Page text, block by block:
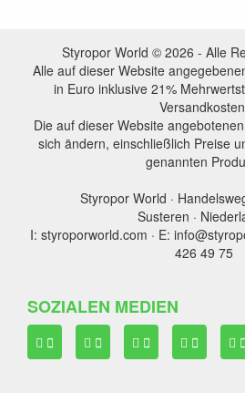
Styropor World © 2026 - Alle
Alle auf dieser Website
in Euro inklusive 21%
Die auf dieser Website
sich ändern, einschließlich Preise
genannten
Styropor World ·
Susteren ·
I: styroporworld.com · E:
426 49 75
SOZIALEN MEDIEN